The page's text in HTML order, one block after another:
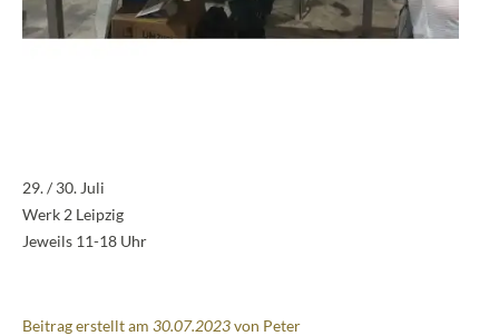
29. / 30. Juli
Werk 2 Leipzig
Jeweils 11-18 Uhr
Beitrag erstellt am 30.07.2023von Peter